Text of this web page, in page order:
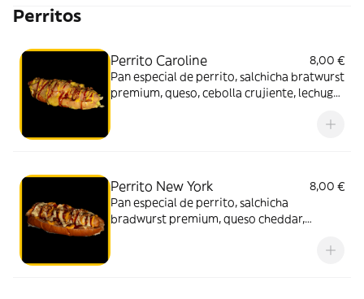
Perritos
Perrito Caroline
8,00 €
Pan especial de perrito, salchicha bratwurst
premium, queso, cebolla crujiente, lechuga,
Perrito New York
8,00 €
Pan especial de perrito, salchicha
bradwurst premium, queso cheddar,